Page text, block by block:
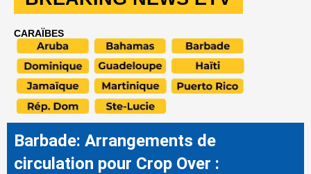
CARAÏBES
Barbade: Arrangements de
circulation pour Crop Over :